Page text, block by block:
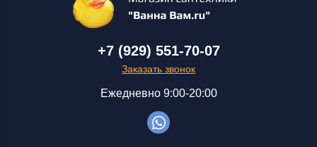
+7 (929) 551-70-07
Заказать звонок
Ежедневно 9:00-20:00